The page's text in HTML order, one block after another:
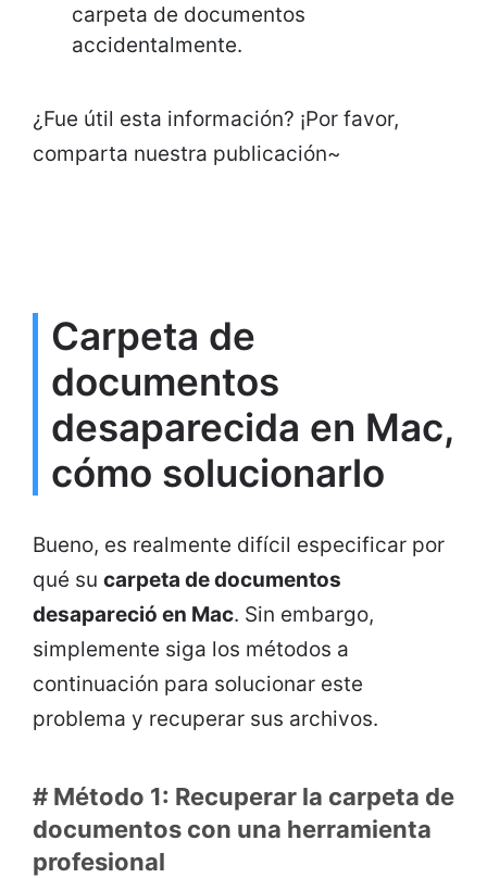
carpeta de documentos
accidentalmente.
¿Fue útil esta información? ¡Por favor,
comparta nuestra publicación~
Carpeta de
documentos
desaparecida en Mac,
cómo solucionarlo
Bueno, es realmente difícil especificar por
qué su carpeta de documentos
desapareció en Mac. Sin embargo,
simplemente siga los métodos a
continuación para solucionar este
problema y recuperar sus archivos.
# Método 1: Recuperar la carpeta de
documentos con una herramienta
profesional